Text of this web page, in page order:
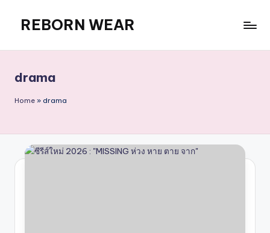
content
REBORN WEAR
drama
Home » drama